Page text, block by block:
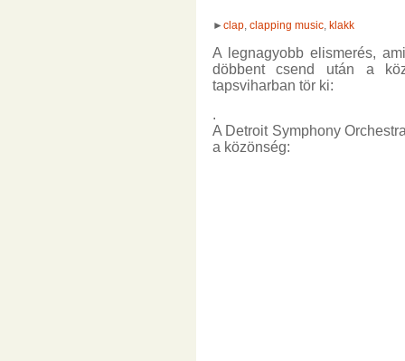
► clap, clapping music, klakk
A legnagyobb elismerés,
döbbent csend után a
tapsviharban tör ki:
.
A Detroit Symphony
a közönség: